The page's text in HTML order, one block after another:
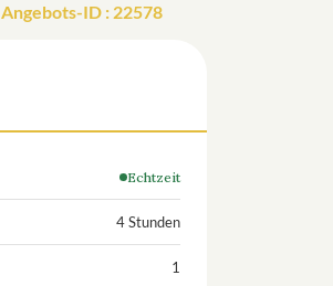
Angebots-ID : 22578
Echtzeit
4 Stunden
1